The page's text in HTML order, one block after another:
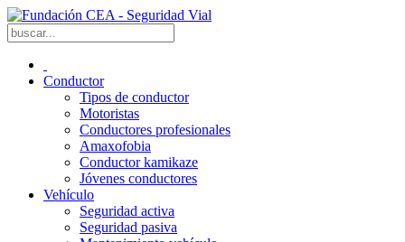
Conductor
Tipos de conductor
Motoristas
Conductores profesionales
Amaxofobia
Conductor kamikaze
Jóvenes conductores
Vehículo
Seguridad activa
Seguridad pasiva